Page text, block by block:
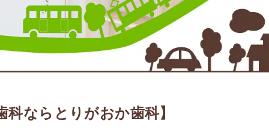
ならとりがおか歯科】